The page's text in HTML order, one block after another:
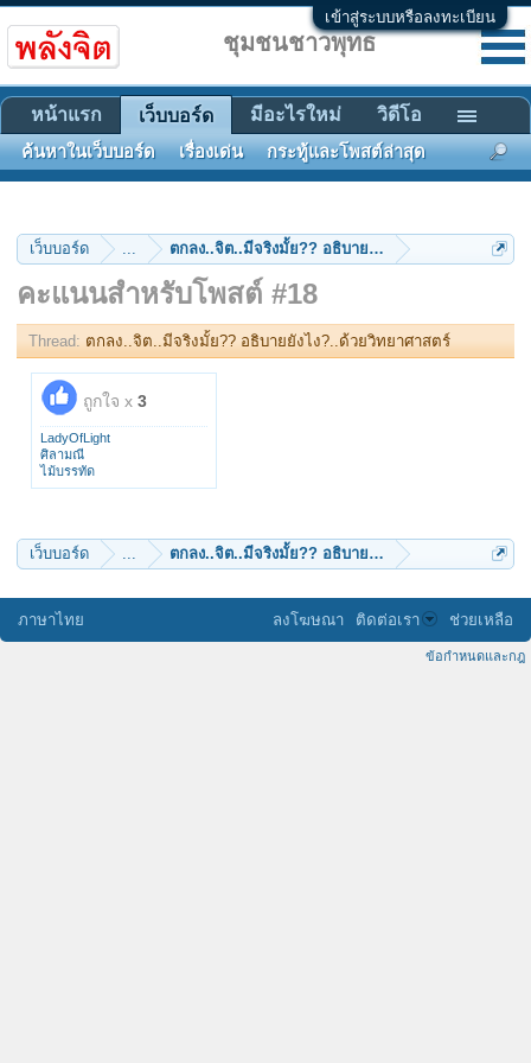
เข้าสู่ระบบหรือลงทะเบียน
เว็บบอร์ด ... ตกลง..จิต..มีจริงมั้ย?? อธิบายยังไง?..ด้วยวิทยาศาสตร์
คะแนนสำหรับโพสต์ #18
Thread: ตกลง..จิต..มีจริงมั้ย?? อธิบายยังไง?..ด้วยวิทยาศาสตร์
ถูกใจ x 3
LadyOfLight
ศิลามณี
ไม้บรรทัด
เว็บบอร์ด ... ตกลง..จิต..มีจริงมั้ย?? อธิบายยังไง?..ด้วยวิทยาศาสตร์
ชุมชนชาวพุทธ
หน้าแรก เว็บบอร์ด
ค้นหาในเว็บบอร์ด เรื่องเด่น กระทู้และโพสต์ล่าสุด
มีอะไรใหม่ วิดีโอ
ภาษาไทย ลงโฆษณา ติดต่อเรา ช่วยเหลือ
ข้อกำหนดและกฎ